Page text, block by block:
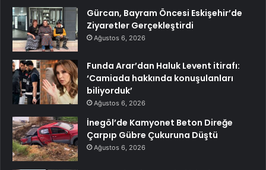
Gürcan, Bayram Öncesi Eskişehir’de
Ziyaretler Gerçekleştirdi
Ağustos 6, 2026
Funda Arar’dan Haluk Levent itirafı:
‘Camiada hakkında konuşulanları
biliyorduk’
Ağustos 6, 2026
İnegöl’de Kamyonet Beton Direğe
Çarpıp Gübre Çukuruna Düştü
Ağustos 6, 2026